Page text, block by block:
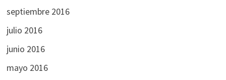
septiembre 2016
julio 2016
junio 2016
mayo 2016